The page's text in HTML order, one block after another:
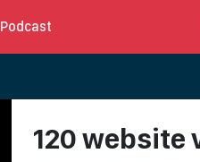
Podcast
120 website